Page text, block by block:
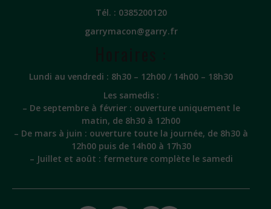
Tél. : 0385200120
garrymacon@garry.fr
Lundi au vendredi : 8h30 – 12h00 / 14h00 – 18h30
Les samedis :
– De septembre à février : ouverture uniquement le
matin, de 8h30 à 12h00
– De mars à juin : ouverture toute la journée, de 8h30 à
12h00 puis de 14h00 à 17h30
– Juillet et août : fermeture complète le samedi